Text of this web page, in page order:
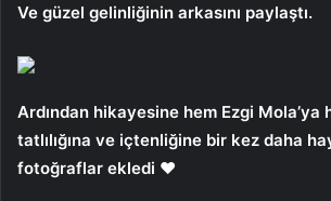
Ve güzel gelinliğinin arkasını paylaştı.
Ardından hikayesine hem Ezgi Mola’ya
tatlılığına ve içtenliğine bir kez daha
fotoğraflar ekledi ❤️